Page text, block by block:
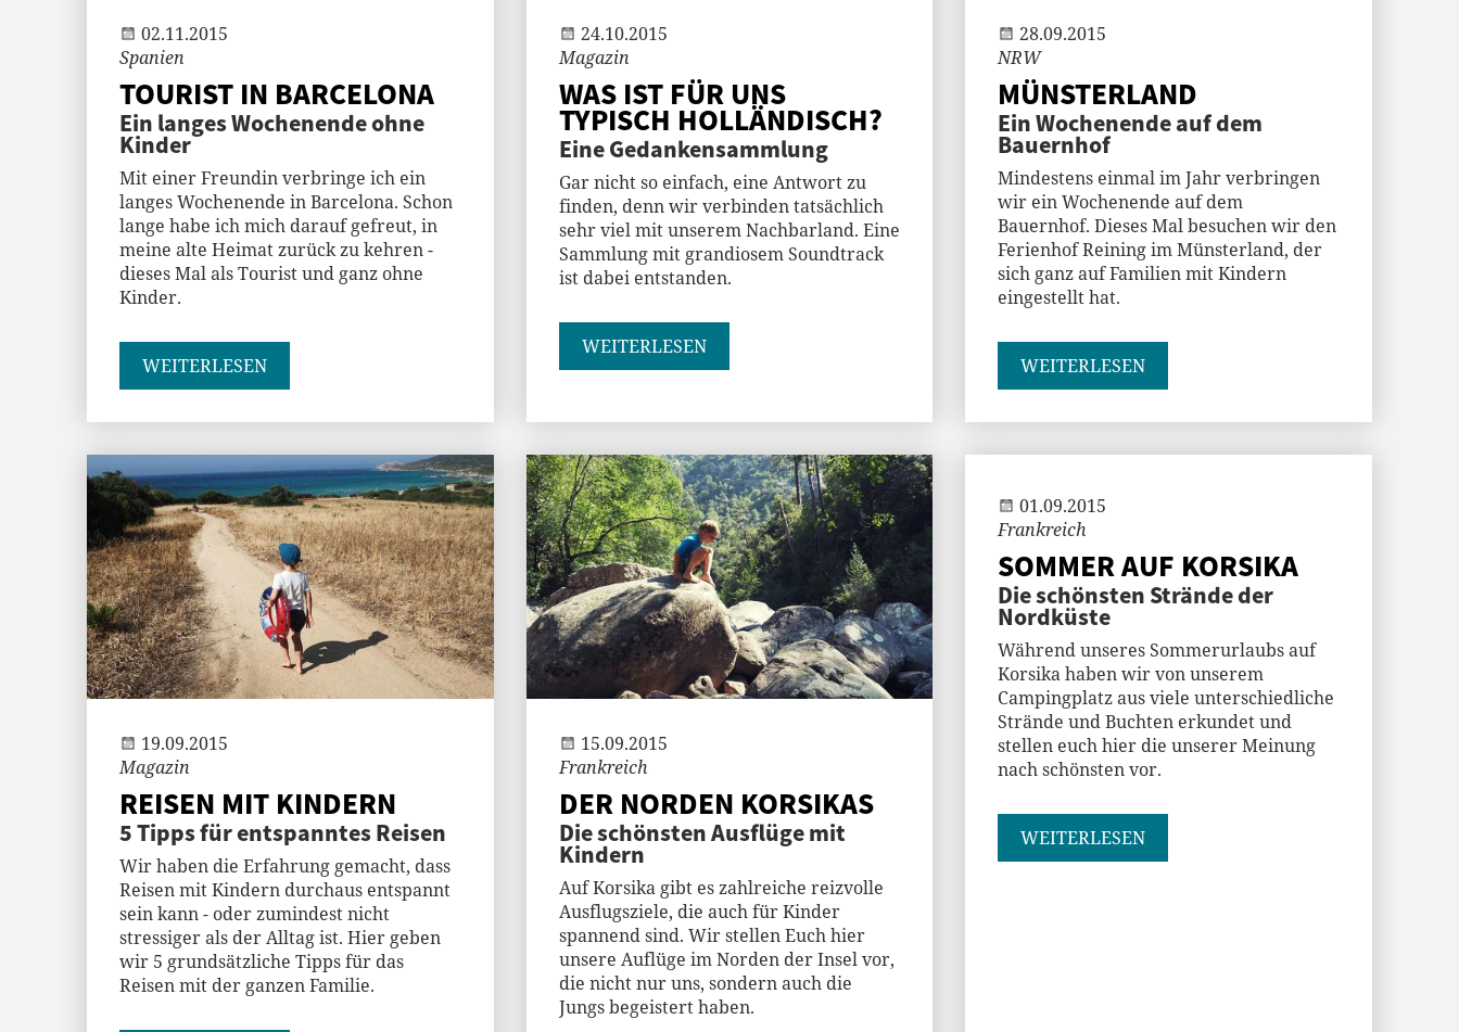
02.11.2015
Spanien
TOURIST IN BARCELONA
Ein langes Wochenende ohne
Kinder
Mit einer Freundin verbringe ich ein
langes Wochenende in Barcelona. Schon
lange habe ich mich darauf gefreut, in
meine alte Heimat zurück zu kehren -
dieses Mal als Tourist und ganz ohne
Kinder.
WEITERLESEN
24.10.2015
Magazin
WAS IST FÜR UNS
TYPISCH HOLLÄNDISCH?
Eine Gedankensammlung
Gar nicht so einfach, eine Antwort zu
finden, denn wir verbinden tatsächlich
sehr viel mit unserem Nachbarland. Eine
Sammlung mit grandiosem Soundtrack
ist dabei entstanden.
WEITERLESEN
28.09.2015
NRW
MÜNSTERLAND
Ein Wochenende auf dem
Bauernhof
Mindestens einmal im Jahr verbringen
wir ein Wochenende auf dem
Bauernhof. Dieses Mal besuchen wir den
Ferienhof Reining im Münsterland, der
sich ganz auf Familien mit Kindern
eingestellt hat.
WEITERLESEN
Andi
19.09.2015
Magazin
REISEN MIT KINDERN
5 Tipps für entspanntes Reisen
Wir haben die Erfahrung gemacht, dass
Reisen mit Kindern durchaus entspannt
sein kann - oder zumindest nicht
stressiger als der Alltag ist. Hier geben
wir 5 grundsätzliche Tipps für das
Reisen mit der ganzen Familie.
Jenny
15.09.2015
Frankreich
DER NORDEN KORSIKAS
Die schönsten Ausflüge mit
Kindern
Auf Korsika gibt es zahlreiche reizvolle
Ausflugsziele, die auch für Kinder
spannend sind. Wir stellen Euch hier
unsere Auflüge im Norden der Insel vor,
die nicht nur uns, sondern auch die
Jungs begeistert haben.
01.09.2015
Frankreich
SOMMER AUF KORSIKA
Die schönsten Strände der
Nordküste
Während unseres Sommerurlaubs auf
Korsika haben wir von unserem
Campingplatz aus viele unterschiedliche
Strände und Buchten erkundet und
stellen euch hier die unserer Meinung
nach schönsten vor.
WEITERLESEN